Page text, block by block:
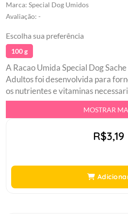
Marca: Special Dog Umidos
Avaliação: -
Escolha sua preferência
100 g
A Racao Umida Special Dog
Adultos foi desenvolvida para
os nutrientes e vitaminas
selecionados cozidos no vapor e
proporciona um sabor incrivel e
zinco organicobr Pelagem bonita
Formulado com minerais de facil
organismo.br
MOSTRAR
R$3,19